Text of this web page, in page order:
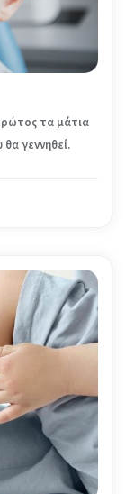
τα μάτια
γεννηθεί.